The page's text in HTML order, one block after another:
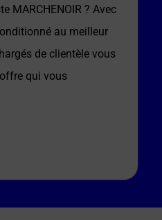
MARCHENOIR ? Avec
au meilleur
de clientèle vous
qui vous